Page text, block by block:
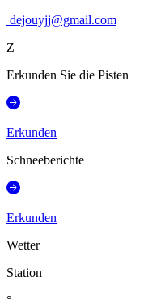
dejouyjj@gmail.com
Z
Erkunden Sie die Pisten
Erkunden
Schneeberichte
Erkunden
Wetter
Station
°